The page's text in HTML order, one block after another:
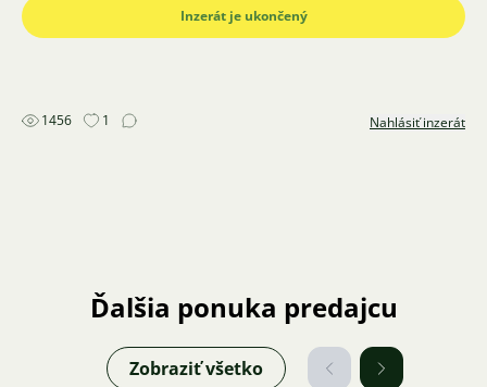
Inzerát je ukončený
1456 1 Nahlásiť inzerát
Ďalšia ponuka predajcu
Zobraziť všetko